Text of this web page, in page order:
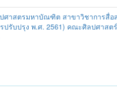
ศาสตรมหาบัณฑิต สาขาวิชาการสื่อ
ปรับปรุง พ.ศ. 2561) คณะศิลปศาสต